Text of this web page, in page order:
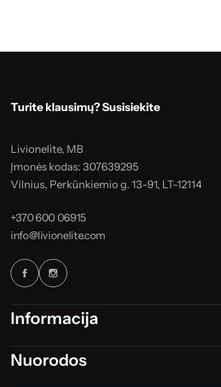
Turite klausimų? Susisiekite
Livionelite, MB
Įmonės kodas: 307639295
Vilnius, Perkūnkiemio g. 13-91, LT-12114
+370 600 06915
info@livionelite.com
Informacija
Nuorodos